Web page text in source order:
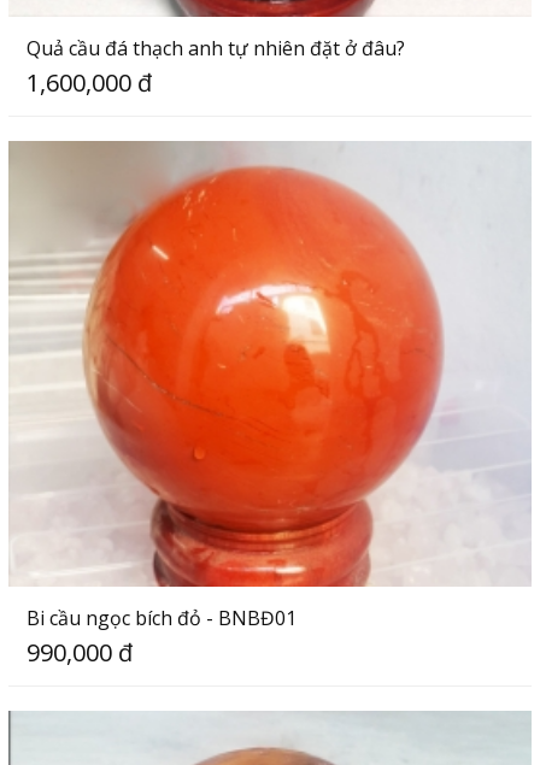
Quả cầu đá thạch anh tự nhiên đặt ở đâu?
1,600,000 đ
Bi cầu ngọc bích đỏ - BNBĐ01
990,000 đ